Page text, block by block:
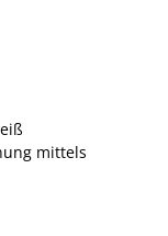
mittels